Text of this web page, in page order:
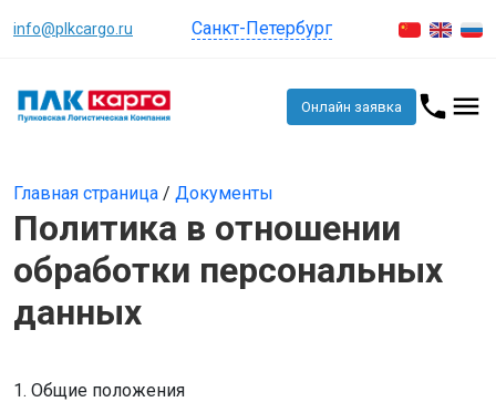
info@plkcargo.ru Санкт-Петербург
Онлайн заявка
Главная страница / Документы
Политика в отношении
обработки персональных
данных
1. Общие положения